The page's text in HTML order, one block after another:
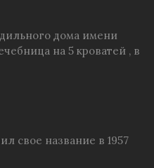
дома имени
на 5 кроватей , в
свое название в 1957